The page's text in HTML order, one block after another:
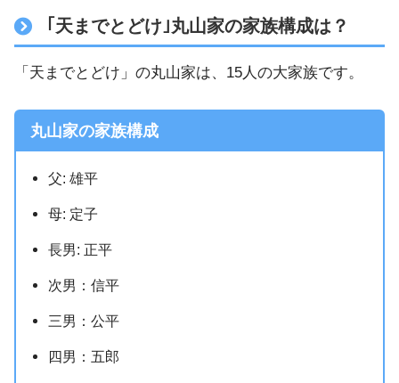
｢天までとどけ｣丸山家の家族構成は？
「天までとどけ」の丸山家は、15人の大家族です。
丸山家の家族構成
父: 雄平
母: 定子
長男: 正平
次男：信平
三男：公平
四男：五郎